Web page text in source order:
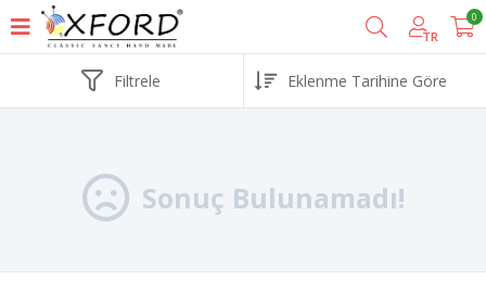
TR
0
Filtrele
Sonuç Bulunamadı!